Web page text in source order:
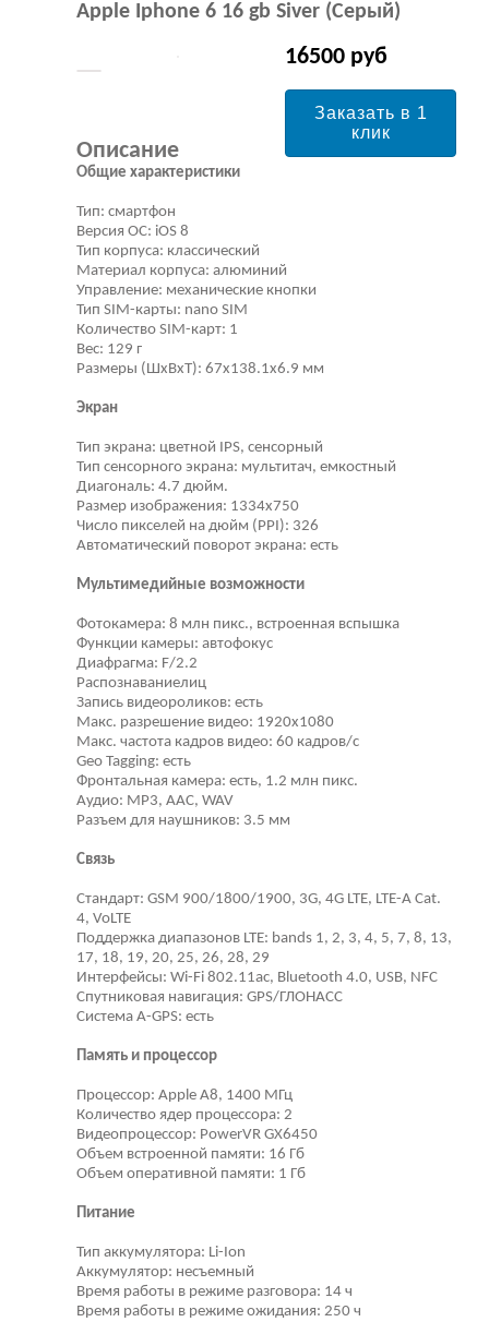
Apple Iphone 6 16 gb Siver (Серый)
16500 руб
Заказать в 1
клик
Описание
Общие характеристики
Тип: смартфон
Версия ОС: iOS 8
Тип корпуса: классический
Материал корпуса: алюминий
Управление: механические кнопки
Тип SIM-карты: nano SIM
Количество SIM-карт: 1
Вес: 129 г
Размеры (ШxВxТ): 67x138.1x6.9 мм
Экран
Тип экрана: цветной IPS, сенсорный
Тип сенсорного экрана: мультитач, емкостный
Диагональ: 4.7 дюйм.
Размер изображения: 1334x750
Число пикселей на дюйм (PPI): 326
Автоматический поворот экрана: есть
Мультимедийные возможности
Фотокамера: 8 млн пикс., встроенная вспышка
Функции камеры: автофокус
Диафрагма: F/2.2
Распознаваниелиц
Запись видеороликов: есть
Макс. разрешение видео: 1920x1080
Макс. частота кадров видео: 60 кадров/с
Geo Tagging: есть
Фронтальная камера: есть, 1.2 млн пикс.
Аудио: MP3, AAC, WAV
Разъем для наушников: 3.5 мм
Связь
Стандарт: GSM 900/1800/1900, 3G, 4G LTE, LTE-A Cat.
4, VoLTE
Поддержка диапазонов LTE: bands 1, 2, 3, 4, 5, 7, 8, 13,
17, 18, 19, 20, 25, 26, 28, 29
Интерфейсы: Wi-Fi 802.11ac, Bluetooth 4.0, USB, NFC
Спутниковая навигация: GPS/ГЛОНАСС
Cистема A-GPS: есть
Память и процессор
Процессор: Apple A8, 1400 МГц
Количество ядер процессора: 2
Видеопроцессор: PowerVR GX6450
Объем встроенной памяти: 16 Гб
Объем оперативной памяти: 1 Гб
Питание
Тип аккумулятора: Li-Ion
Аккумулятор: несъемный
Время работы в режиме разговора: 14 ч
Время работы в режиме ожидания: 250 ч